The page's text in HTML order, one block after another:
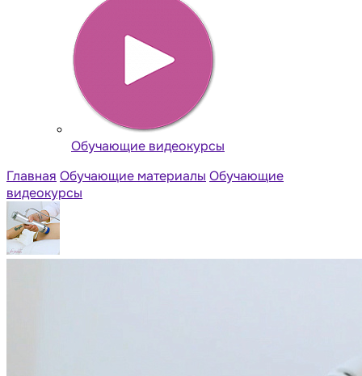
Обучающие видеокурсы
Главная Обучающие материалы Обучающие
видеокурсы